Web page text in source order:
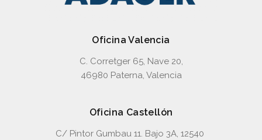
Oficina Valencia
C. Corretger 65, Nave 20,
46980 Paterna, Valencia
Oficina Castellón
C/ Pintor Gumbau 11. Bajo 3A, 12540